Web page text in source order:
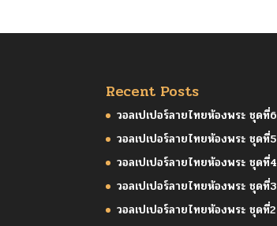
Recent Posts
วอลเปเปอร์ลายไทยห้องพระ ชุดที่6
วอลเปเปอร์ลายไทยห้องพระ ชุดที่5
วอลเปเปอร์ลายไทยห้องพระ ชุดที่4
วอลเปเปอร์ลายไทยห้องพระ ชุดที่3
วอลเปเปอร์ลายไทยห้องพระ ชุดที่2